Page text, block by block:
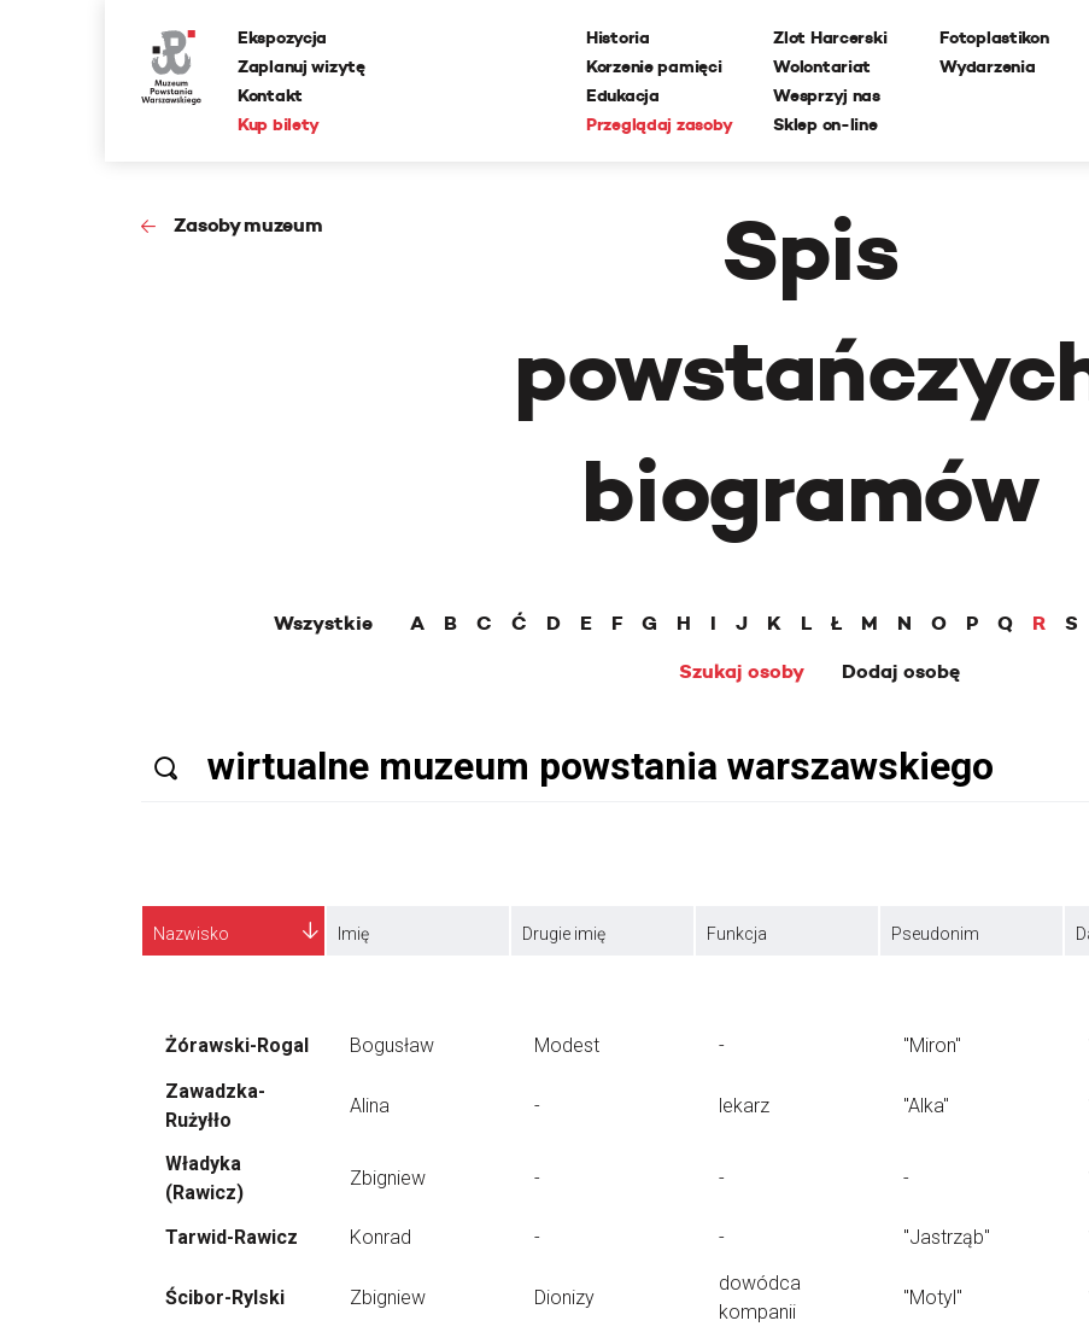
Ekspozycja
Zaplanuj wizytę
Kontakt
Kup bilety
Historia
Korzenie pamięci
Edukacja
Przeglądaj zasoby
Zlot Harcerski
Wolontariat
Wesprzyj nas
Sklep on-line
Fotoplastikon
Wydarzenia
Zasoby muzeum
Spis
biogramów
Wszystkie A B C Ć D E F G H I J K L Ł M N O P Q R S
Szukaj osoby
Dodaj osobę
Nazwisko Imię Drugie imię Funkcja Pseudonim
Żórawski-Rogal Bogusław Modest - "Miron"
Zawadzka-
Rużyłło
Alina - lekarz "Alka"
Władyka
(Rawicz)
Zbigniew - - -
Tarwid-Rawicz Konrad - - "Jastrząb"
Ścibor-Rylski Zbigniew Dionizy
dowódca
kompanii
"Motyl"